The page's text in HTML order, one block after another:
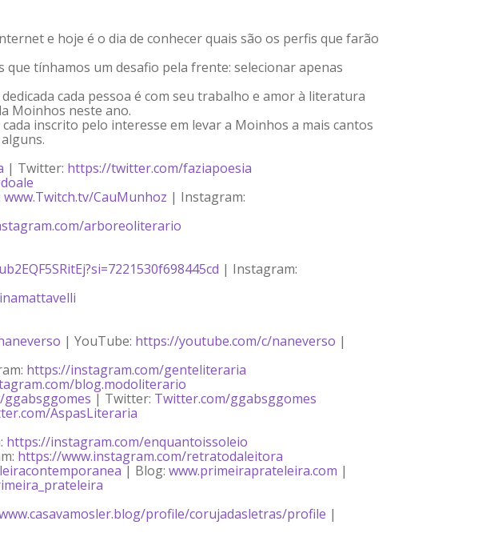
e hoje é o dia de conhecer quais são os perfis que farão
tínhamos um desafio pela frente: selecionar apenas
cada pessoa é com seu trabalho e amor à literatura
Moinhos neste ano.
inscrito pelo interesse em levar a Moinhos a mais cantos
| Twitter: https://twitter.com/faziapoesia
www.Twitch.tv/CauMunhoz | Instagram:
arboreoliterario
| Instagram:
| YouTube: https://youtube.com/c/naneverso |
https://instagram.com/genteliteraria
blog.modoliterario
ggabsggomes | Twitter: Twitter.com/ggabsggomes
AspasLiteraria
https://instagram.com/enquantoissoleio
https://www.instagram.com/retratodaleitora
| Blog: www.primeiraprateleira.com |
profile/corujadasletras/profile |